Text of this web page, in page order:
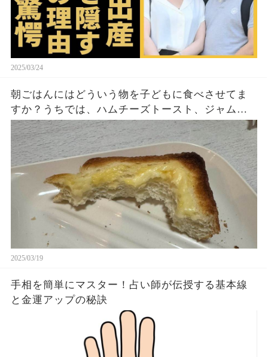
2025/03/24
朝ごはんにはどういう物を子どもに食べさせてま
すか？うちでは、ハムチーズトースト、ジャムト
ースト、ピーナッツバタートーストをよく作りま
す。やっぱこんなんダメよね…
2025/03/19
手相を簡単にマスター！占い師が伝授する基本線
と金運アップの秘訣